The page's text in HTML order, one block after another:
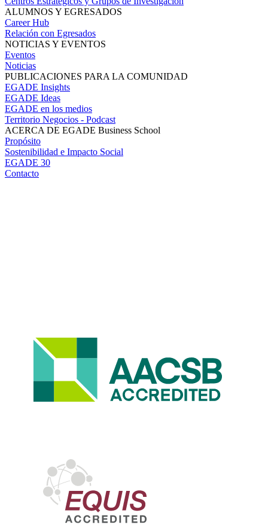
ALUMNOS Y EGRESADOS
Career Hub
Relación con Egresados
NOTICIAS Y EVENTOS
Eventos
Noticias
PUBLICACIONES PARA LA COMUNIDAD
EGADE Insights
EGADE Ideas
EGADE en los medios
Territorio Negocios - Podcast
ACERCA DE EGADE Business School
Propósito
Sostenibilidad e Impacto Social
EGADE 30
Contacto